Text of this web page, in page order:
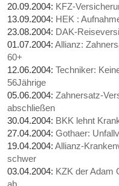
20.09.2004: KFZ-
13.09.2004: HEK :
23.08.2004: DAK-
01.07.2004:Allianz:
60+
12.06.2004:Techniker:
56Jährige
05.06.2004:Zahnersatz-
abschließen
30.04.2004: BKK lehnt
27.04.2004:Gothaer:
19.04.2004:Allianz-
schwer
03.04.2004: KZK der Adam